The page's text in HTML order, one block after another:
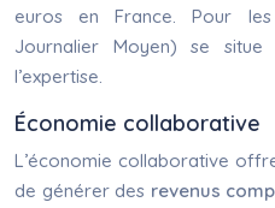
euros en France. Pour
Journalier Moyen) se
l’expertise.
Économie collaborative
L’économie collaborative
de générer des revenus